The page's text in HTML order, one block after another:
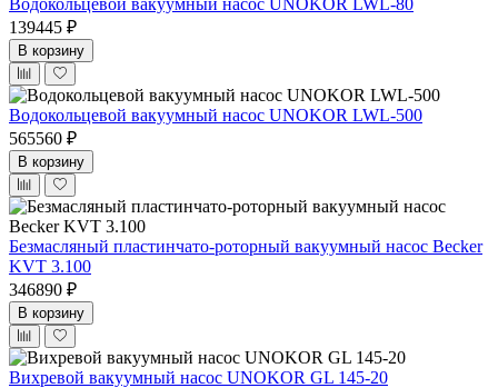
139445 ₽
В корзину
Водокольцевой вакуумный насос UNOKOR LWL-500
565560 ₽
В корзину
Безмасляный пластинчато-роторный вакуумный насос Becker
KVT 3.100
346890 ₽
В корзину
Вихревой вакуумный насос UNOKOR GL 145-20